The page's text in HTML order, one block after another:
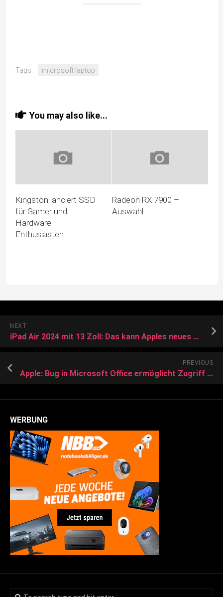
Tags: microsoft laptop
You may also like...
Kingston lanciert SSD
für Gamer und
Hardware-
Enthusiasten
Radeon RX 7900 –
Auswahl
NEXT
iPad Air 2024 mit 13 Zoll: Das kann Apples neues Tablet
PREVIOUS
Apple: Bug in Microsoft Office ermöglicht Zugriff auf Mikro und Kamera
WERBUNG